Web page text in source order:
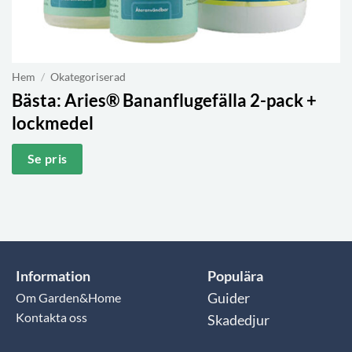
Hem / Okategoriserad
Bästa:Aries® Bananflugefälla 2-pack +
lockmedel
Se pris
Information
Om Garden&Home
Kontakta oss
Populära
Guider
Skadedjur